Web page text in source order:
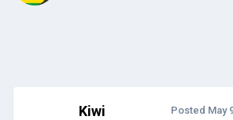
Kiwi Posted May